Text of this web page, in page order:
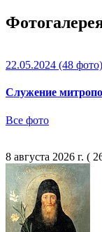
22.05.2024 (48 фото)
Служение
Все фото
8 августа 2026 г. (